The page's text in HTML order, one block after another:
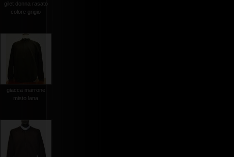
gilet donna rasato
colore grigio
giacca marrone
misto lana